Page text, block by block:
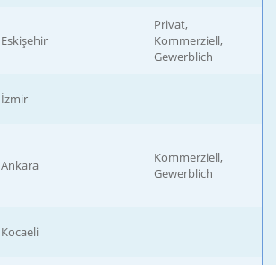
Eskişehir
Privat,
Kommerziell,
Gewerblich
İzmir
Ankara
Kommerziell,
Gewerblich
Kocaeli